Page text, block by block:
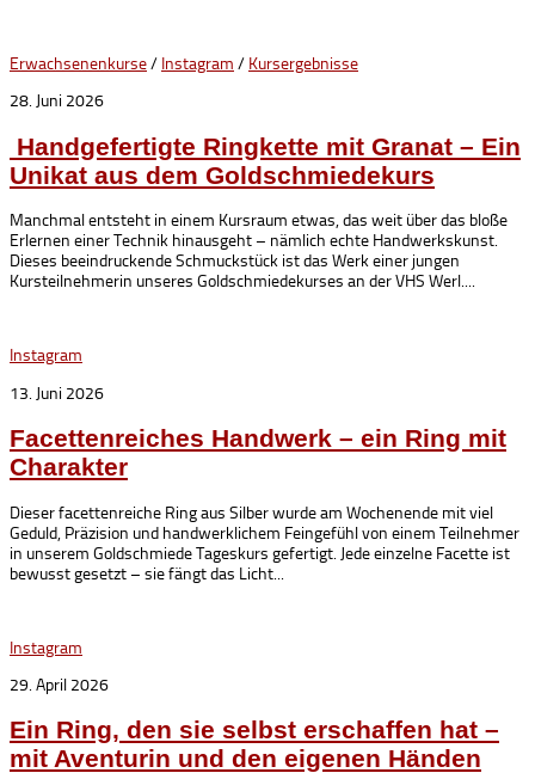
Erwachsenenkurse/ Instagram / Kursergebnisse
28. Juni 2026
Handgefertigte Ringkette mit Granat – Ein
Unikat aus dem Goldschmiedekurs
Manchmal entsteht in einem Kursraum etwas, das weit über das bloße
Erlernen einer Technik hinausgeht – nämlich echte Handwerkskunst.
Dieses beeindruckende Schmuckstück ist das Werk einer jungen
Kursteilnehmerin unseres Goldschmiedekurses an der VHS Werl....
Instagram
13. Juni 2026
Facettenreiches Handwerk – ein Ring mit
Charakter
Dieser facettenreiche Ring aus Silber wurde am Wochenende mit viel
Geduld, Präzision und handwerklichem Feingefühl von einem Teilnehmer
in unserem Goldschmiede Tageskurs gefertigt. Jede einzelne Facette ist
bewusst gesetzt – sie fängt das Licht...
Instagram
29. April 2026
Ein Ring, den sie selbst erschaffen hat –
mit Aventurin und den eigenen Händen